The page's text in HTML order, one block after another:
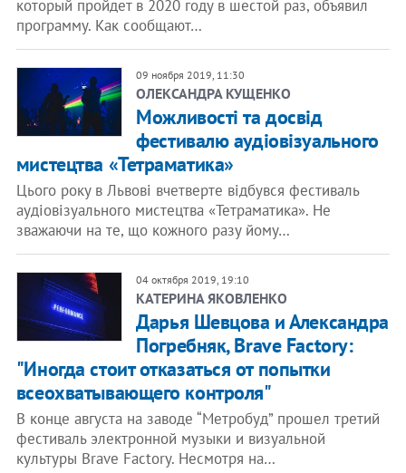
который пройдет в 2020 году в шестой раз, объявил
программу. Как сообщают…
09 ноября 2019, 11:30
ОЛЕКСАНДРА КУЩЕНКО
Можливості та досвід
фестивалю аудіовізуального
мистецтва «Тетраматика»
Цього року в Львові вчетверте відбувся фестиваль
аудіовізуального мистецтва «Тетраматика». Не
зважаючи на те, що кожного разу йому…
04 октября 2019, 19:10
КАТЕРИНА ЯКОВЛЕНКО
Дарья Шевцова и Александра
Погребняк, Brave Factory:
"Иногда стоит отказаться от попытки
всеохватывающего контроля"
В конце августа на заводе “Метробуд” прошел третий
фестиваль электронной музыки и визуальной
культуры Brave Factory. Несмотря на…